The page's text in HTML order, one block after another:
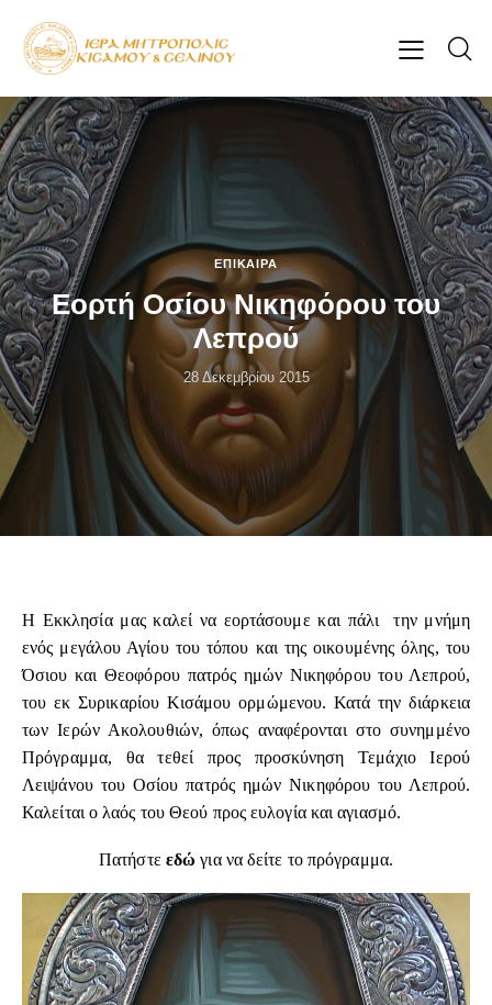
ΕΠΊΚΑΙΡΑ
Εορτή Οσίου Νικηφόρου του
Λεπρού
28 Δεκεμβρίου 2015
Η Εκκλησία μας καλεί να εορτάσουμε και πάλι την μνήμη
ενός μεγάλου Αγίου του τόπου και της οικουμένης όλης, του
Όσιου και Θεοφόρου πατρός ημών Νικηφόρου του Λεπρού,
του εκ Συρικαρίου Κισάμου ορμώμενου. Κατά την διάρκεια
των Ιερών Ακολουθιών, όπως αναφέρονται στο συνημμένο
Πρόγραμμα, θα τεθεί προς προσκύνηση Τεμάχιο Ιερού
Λειψάνου του Οσίου πατρός ημών Νικηφόρου του Λεπρού.
Καλείται ο λαός του Θεού προς ευλογία και αγιασμό.
Πατήστε εδώ για να δείτε το πρόγραμμα.